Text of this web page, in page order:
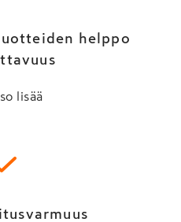
helppo
lisää